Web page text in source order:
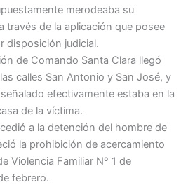
merodeaba su
través de la aplicación que posee
disposición judicial.
de Comando Santa Clara llegó
calles San Antonio y San José, y
efectivamente estaba en la
de la víctima.
a la detención del hombre de
la prohibición de acercamiento
Violencia Familiar Nº 1 de
febrero.